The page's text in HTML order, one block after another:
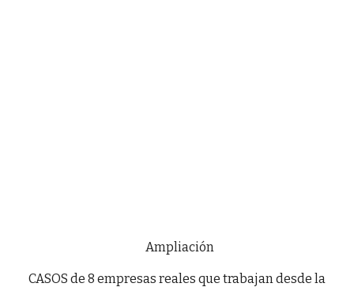
Ampliación
CASOS de 8 empresas reales que trabajan desde la